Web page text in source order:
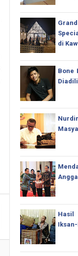
di
Bone
Diadili
Hasil